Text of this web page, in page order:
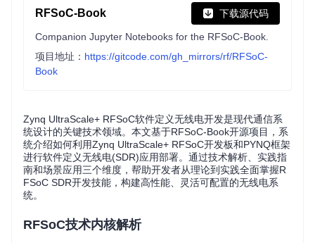
RFSoC-Book 下载源代码
Companion Jupyter Notebooks for the RFSoC-Book.
项目地址： https://gitcode.com/gh_mirrors/rf/RFSoC-
Book
Zynq UltraScale+ RFSoC软件定义无线电开发是现代通信系
统设计的关键技术领域。本文基于RFSoC-Book开源项目，系
统介绍如何利用Zynq UltraScale+ RFSoC开发板和PYNQ框架
进行软件定义无线电(SDR)应用部署。通过技术解析、实践指
南和场景应用三个维度，帮助开发者从理论到实践全面掌握R
FSoC SDR开发技能，构建高性能、灵活可配置的无线电系
统。
RFSoC技术内核解析